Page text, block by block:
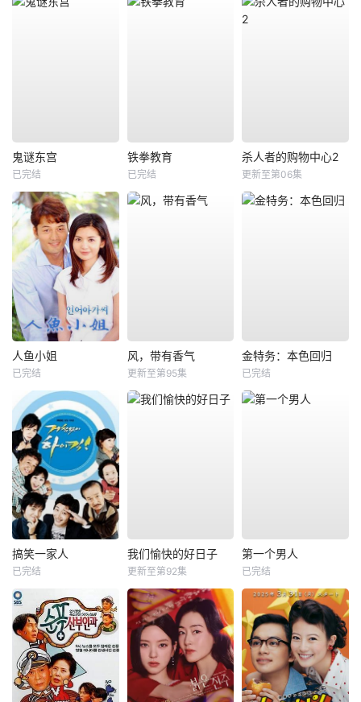
鬼谜东宫
已完结
铁拳教育
已完结
杀人者的购物中心2
更新至第06集
人鱼小姐
已完结
风，带有香气
更新至第95集
金特务：本色回归
已完结
搞笑一家人
已完结
我们愉快的好日子
更新至第92集
第一个男人
已完结